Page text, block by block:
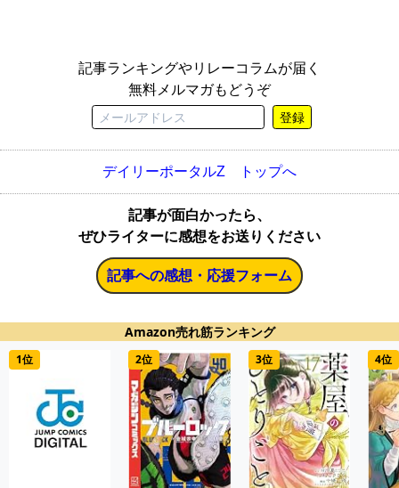
記事ランキングやリレーコラムが届く
無料メルマガもどうぞ
登録
デイリーポータルZ トップへ
記事が面白かったら、
ぜひライターに感想をお送りください
記事への感想・応援フォーム
Amazon売れ筋ランキング
1位 2位 3位 4位